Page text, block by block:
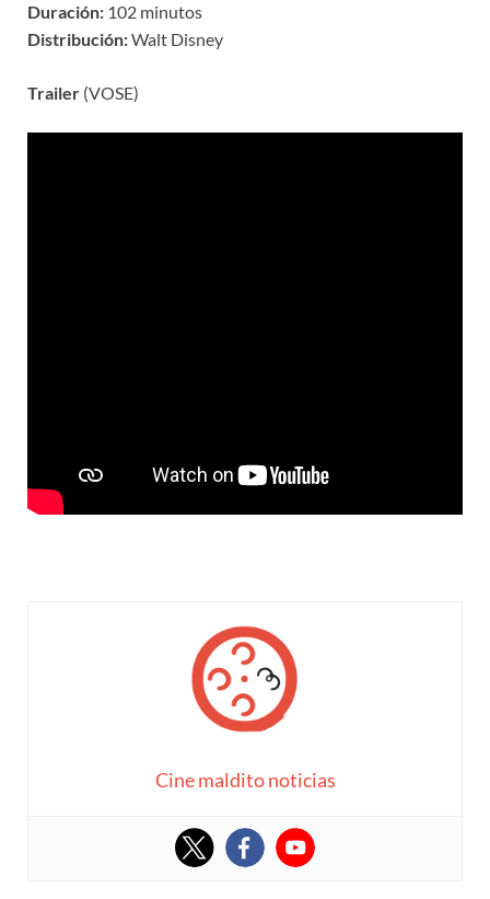
Duración: 102 minutos
Distribución:Walt Disney
Trailer (VOSE)
Cine maldito noticias